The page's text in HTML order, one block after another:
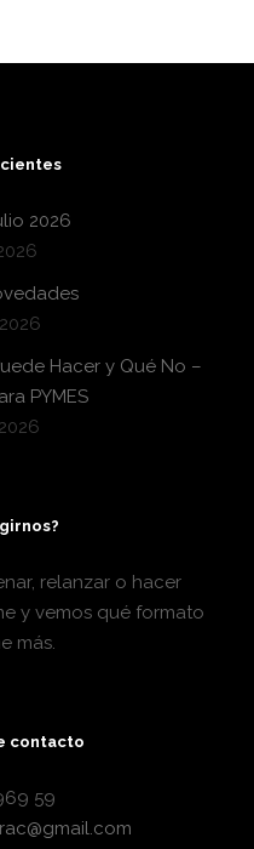
2026
Hacer y Qué No –
PYMES
relanzar o hacer
y vemos qué formato
más.
contacto
59